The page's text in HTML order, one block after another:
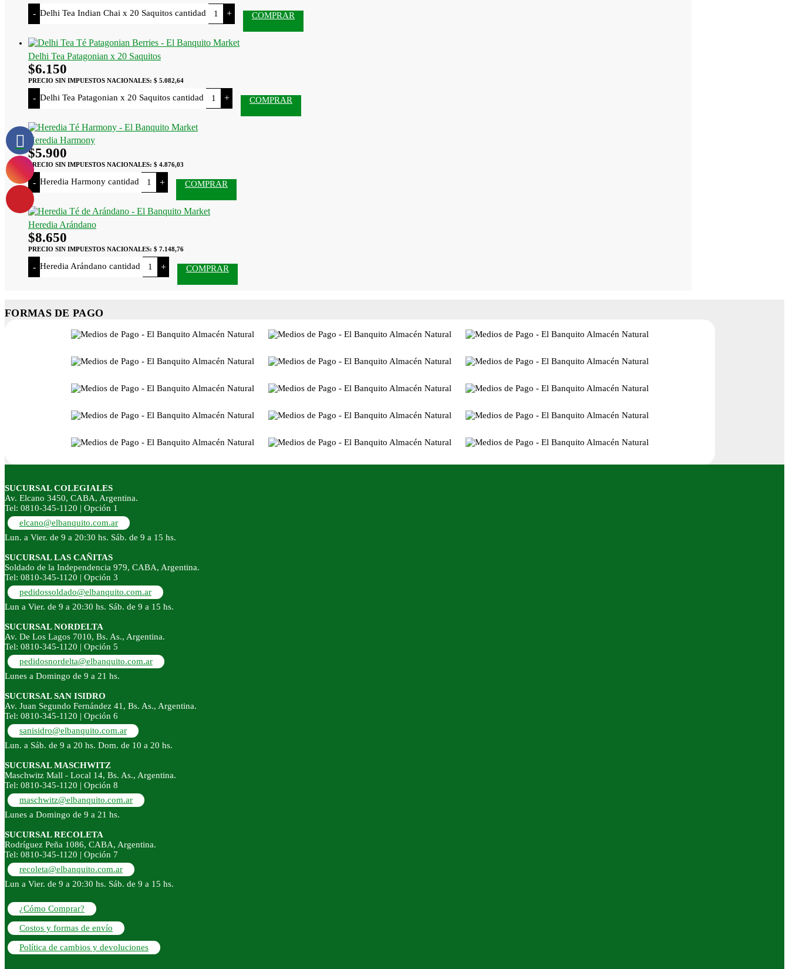
- Delhi Tea Indian Chai x 20 Saquitos cantidad + COMPRAR
Delhi Tea Patagonian x 20 Saquitos
$6.150
PRECIO SIN IMPUESTOS NACIONALES: $ 5.082,64
- Delhi Tea Patagonian x 20 Saquitos cantidad + COMPRAR
Heredia Harmony
$5.900
PRECIO SIN IMPUESTOS NACIONALES: $ 4.876,03
- Heredia Harmony cantidad + COMPRAR
Heredia Arándano
$8.650
PRECIO SIN IMPUESTOS NACIONALES: $ 7.148,76
- Heredia Arándano cantidad + COMPRAR
FORMAS DE PAGO
SUCURSAL COLEGIALES
Av. Elcano 3450, CABA, Argentina.
Tel: 0810-345-1120 | Opción 1
elcano@elbanquito.com.ar
Lun. a Vier. de 9 a 20:30 hs. Sáb. de 9 a 15 hs.
SUCURSAL LAS CAÑITAS
Soldado de la Independencia 979, CABA, Argentina.
Tel: 0810-345-1120 | Opción 3
pedidossoldado@elbanquito.com.ar
Lun a Vier. de 9 a 20:30 hs. Sáb. de 9 a 15 hs.
SUCURSAL NORDELTA
Av. De Los Lagos 7010, Bs. As., Argentina.
Tel: 0810-345-1120 | Opción 5
pedidosnordelta@elbanquito.com.ar
Lunes a Domingo de 9 a 21 hs.
SUCURSAL SAN ISIDRO
Av. Juan Segundo Fernández 41, Bs. As., Argentina.
Tel: 0810-345-1120 | Opción 6
sanisidro@elbanquito.com.ar
Lun. a Sáb. de 9 a 20 hs. Dom. de 10 a 20 hs.
SUCURSAL MASCHWITZ
Maschwitz Mall - Local 14, Bs. As., Argentina.
Tel: 0810-345-1120 | Opción 8
maschwitz@elbanquito.com.ar
Lunes a Domingo de 9 a 21 hs.
SUCURSAL RECOLETA
Rodríguez Peña 1086, CABA, Argentina.
Tel: 0810-345-1120 | Opción 7
recoleta@elbanquito.com.ar
Lun a Vier. de 9 a 20:30 hs. Sáb. de 9 a 15 hs.
¿Cómo Comprar?
Costos y formas de envío
Política de cambios y devoluciones